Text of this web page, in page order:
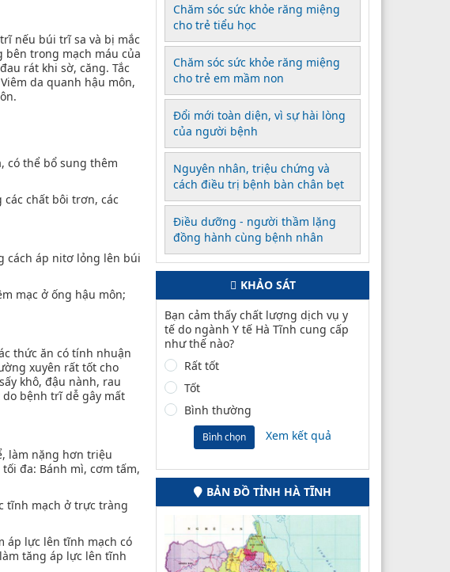
nếu búi trĩ sa và bị mắc
bên trong mạch máu của
rát khi sờ, căng. Tắc
da quanh hậu môn,
có thể bổ sung thêm
chất bôi trơn, các
cách áp nitơ lỏng lên búi
mạc ở ống hậu môn;
thức ăn có tính nhuận
xuyên rất tốt cho
khô, đậu nành, rau
bệnh trĩ dễ gây mất
làm nặng hơn triệu
đa: Bánh mì, cơm tấm,
tĩnh mạch ở trực tràng
áp lực lên tĩnh mạch có
tăng áp lực lên tĩnh
Chăm sóc sức khỏe răng miệng
cho trẻ tiểu học
Chăm sóc sức khỏe răng miệng
cho trẻ em mầm non
Đổi mới toàn diện, vì sự hài lòng
của người bệnh
Nguyên nhân, triệu chứng và
cách điều trị bệnh bàn chân bẹt
Điều dưỡng - người thầm lặng
đồng hành cùng bệnh nhân
KHẢO SÁT
Bạn cảm thấy chất lượng dịch vụ y
tế do ngành Y tế Hà Tĩnh cung cấp
như thế nào?
Rất tốt
Tốt
Bình thường
Bình chọn Xem kết quả
BẢN ĐỒ TỈNH HÀ TĨNH